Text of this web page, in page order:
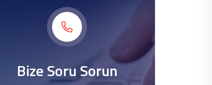
Bize Soru Sorun